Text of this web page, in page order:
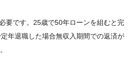
要です。25歳で50年ローンを組むと完
年退職した場合無収入期間での返済が